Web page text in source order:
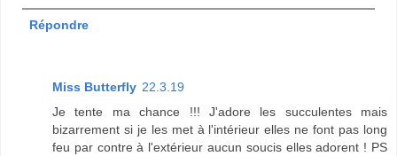
Répondre
Miss Butterfly 22.3.19
Je tente ma chance !!! J'adore les succulentes mais
bizarrement si je les met à l'intérieur elles ne font pas long
feu par contre à l'extérieur aucun soucis elles adorent ! PS